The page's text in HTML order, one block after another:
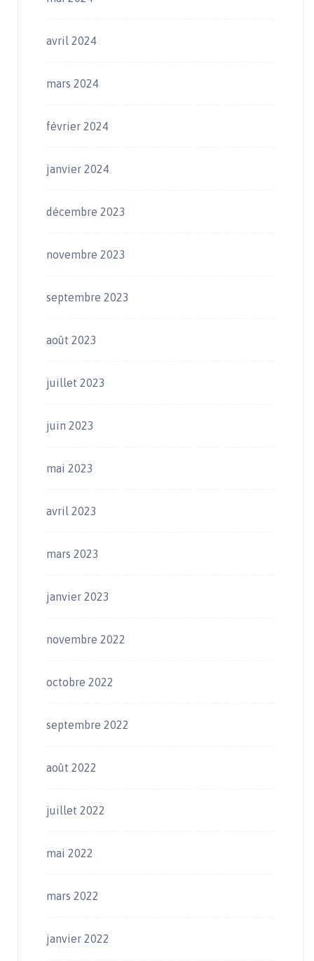
avril 2024
mars 2024
février 2024
janvier 2024
décembre 2023
novembre 2023
septembre 2023
août 2023
juillet 2023
juin 2023
mai 2023
avril 2023
mars 2023
janvier 2023
novembre 2022
octobre 2022
septembre 2022
août 2022
juillet 2022
mai 2022
mars 2022
janvier 2022